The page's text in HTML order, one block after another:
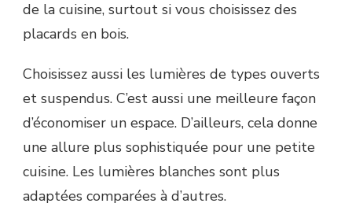
de la cuisine, surtout si vous choisissez des
placards en bois.
Choisissez aussi les lumières de types ouverts
et suspendus. C’est aussi une meilleure façon
d’économiser un espace. D’ailleurs, cela donne
une allure plus sophistiquée pour une petite
cuisine. Les lumières blanches sont plus
adaptées comparées à d’autres.